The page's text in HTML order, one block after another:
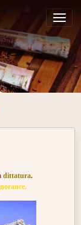
dittatura.